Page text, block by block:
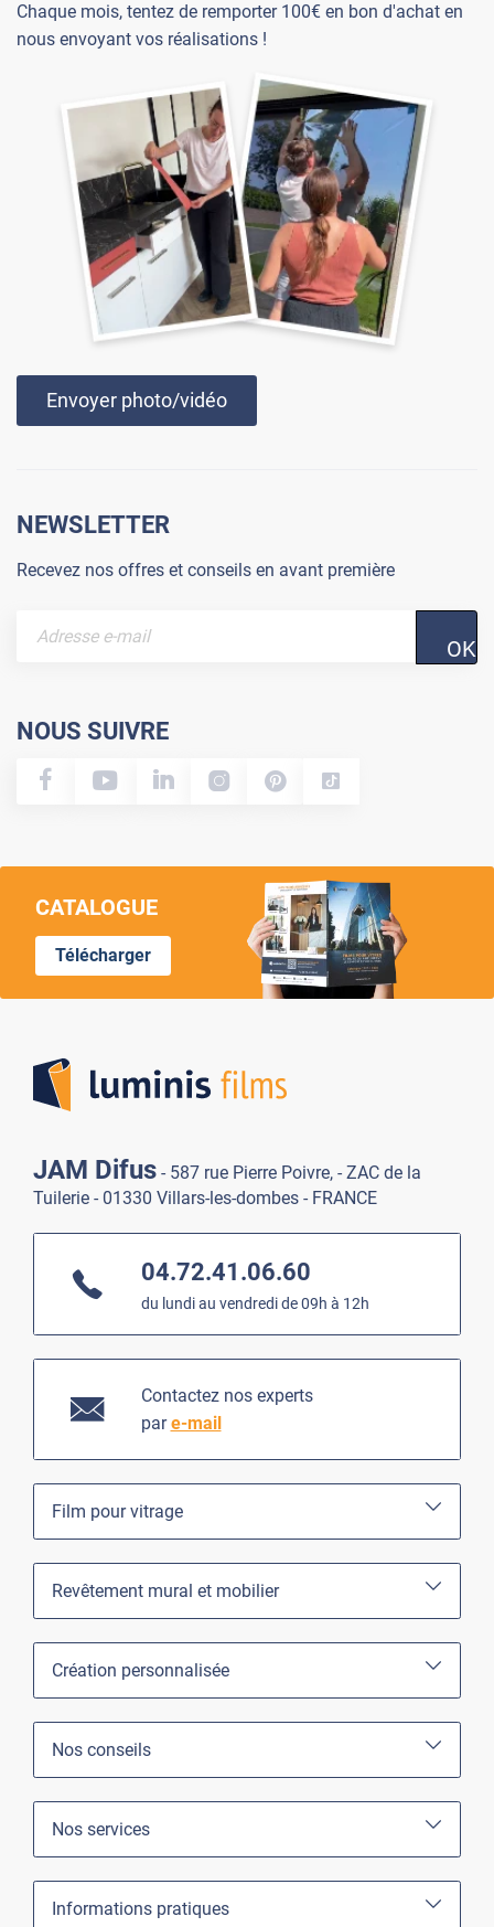
Chaque mois, tentez de remporter 100€ en bon d'achat en
nous envoyant vos réalisations !
Envoyer photo/vidéo
NEWSLETTER
Recevez nos offres et conseils en avant première
OK
NOUS SUIVRE
CATALOGUE
Télécharger
JAM Difus - 587 rue Pierre Poivre, - ZAC de la
Tuilerie - 01330 Villars-les-dombes - FRANCE
04.72.41.06.60
du lundi au vendredi de 09h à 12h
Contactez nos experts
pare-mail
Film pour vitrage
Revêtement mural et mobilier
Création personnalisée
Nos conseils
Nos services
Informations pratiques